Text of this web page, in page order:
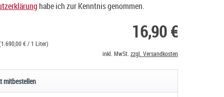
habe ich zur Kenntnis genommen.
16,90 €
€ / 1 Liter)
inkl. MwSt. zzgl. Versandkosten
mitbestellen